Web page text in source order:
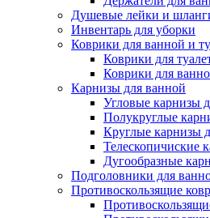
Душевые лейки и
Инвентарь для уборки
Коврики для ванной и
Коврики для
Коврики для
Карнизы для ванной
Угловые карнизы
Полукруглые
Круглые карнизы
Телескопичиские
Дугообразные
Подголовники для
Противоскользящие